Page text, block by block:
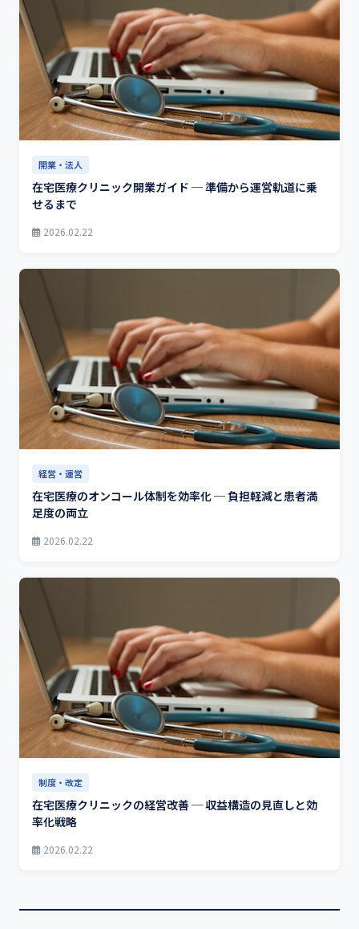
開業・法人
在宅医療クリニック開業ガイド ─ 準備から運営軌道に乗
せるまで
2026.02.22
経営・運営
在宅医療のオンコール体制を効率化 ─ 負担軽減と患者満
足度の両立
2026.02.22
制度・改定
在宅医療クリニックの経営改善 ─ 収益構造の見直しと効
率化戦略
2026.02.22